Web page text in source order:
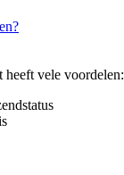
heeft vele voordelen: